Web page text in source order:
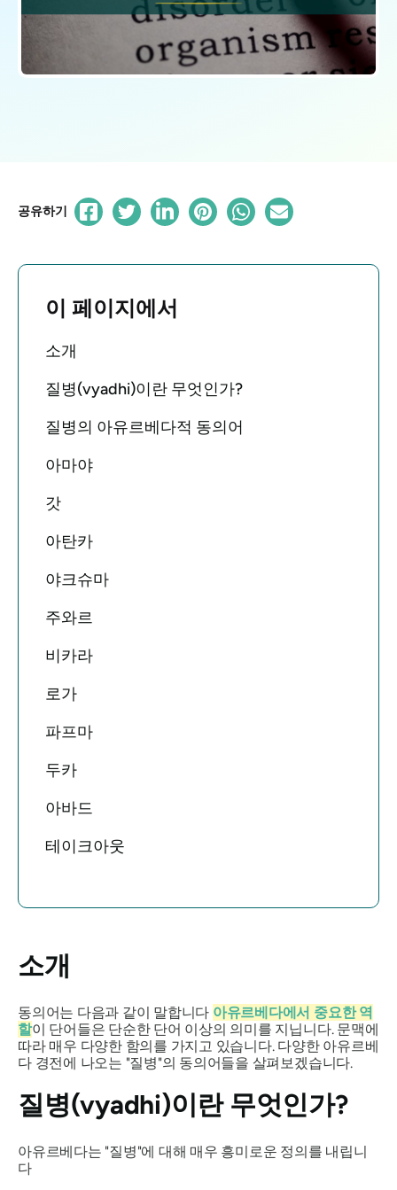
공유하기
이 페이지에서
소개
질병(vyadhi)이란 무엇인가?
질병의 아유르베다적 동의어
아마야
갓
아탄카
야크슈마
주와르
비카라
로가
파프마
두카
아바드
테이크아웃
소개
동의어는 다음과 같이 말합니다 아유르베다에서 중요한 역
할이 단어들은 단순한 단어 이상의 의미를 지닙니다. 문맥에
따라 매우 다양한 함의를 가지고 있습니다. 다양한 아유르베
다 경전에 나오는 "질병"의 동의어들을 살펴보겠습니다.
질병(vyadhi)이란 무엇인가?
아유르베다는 "질병"에 대해 매우 흥미로운 정의를 내립니
다